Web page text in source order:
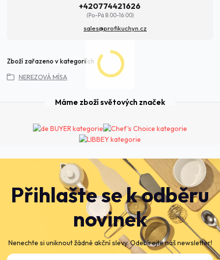
+420774421626
(Po-Pá 8:00-16:00)
sales@profikuchyn.cz
Zboží zařazeno v kategoriích
NEREZOVÁ MÍSA
Přihlašte se k odběru
novinek
Nenechte si uniknout žádné akční slevy. Odebírejte náš newsletter!
Máme zboží světových značek